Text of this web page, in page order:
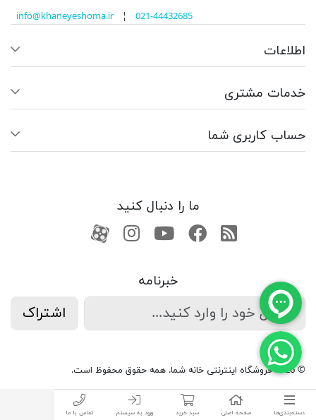
دسته‌بندی‌ها صفحه اصلی سبد خرید ورود به سیستم تماس با ما
info@khaneyeshoma.ir¦ 021-44432685
اطلاعات
خدمات مشتری
حساب کاربری شما
ما را دنبال کنید
RSSفیسبوکیوتیوبکانال آپارات
کانال آپارات
خبرنامه
اشتراک
© 2026 فروشگاه اینترنتی خانه شما. همه حقوق محفوظ است.